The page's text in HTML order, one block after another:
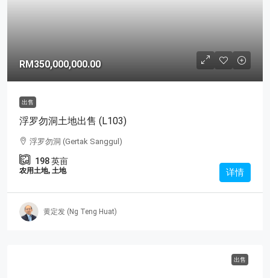
RM350,000,000.00
出售
浮罗勿洞土地出售 (L103)
浮罗勿洞 (Gertak Sanggul)
198英亩
农用土地, 土地 详情
黄定发 (Ng Teng Huat)
出售